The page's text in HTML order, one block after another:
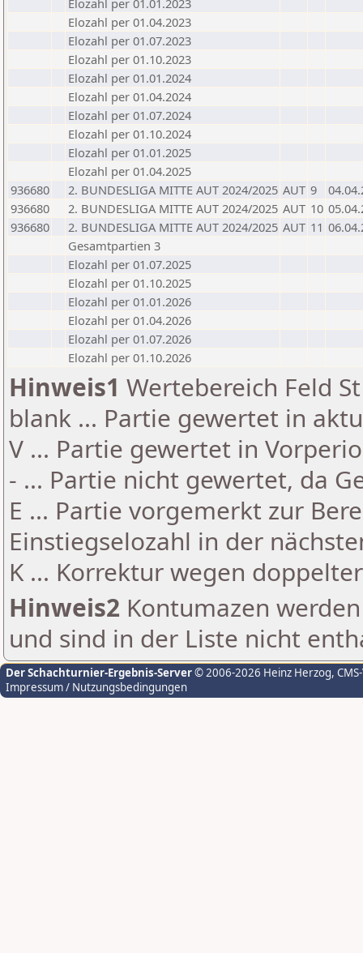
Elozahl per 01.01.2023
Elozahl per 01.04.2023
Elozahl per 01.07.2023
Elozahl per 01.10.2023
Elozahl per 01.01.2024
Elozahl per 01.04.2024
Elozahl per 01.07.2024
Elozahl per 01.10.2024
Elozahl per 01.01.2025
Elozahl per 01.04.2025
936680
2. BUNDESLIGA MITTE AUT 2024/2025 AUT 9
936680
2. BUNDESLIGA MITTE AUT 2024/2025 AUT 10
936680
2. BUNDESLIGA MITTE AUT 2024/2025 AUT 11
Gesamtpartien 3
Elozahl per 01.07.2025
Elozahl per 01.10.2025
Elozahl per 01.01.2026
Elozahl per 01.04.2026
Elozahl per 01.07.2026
Elozahl per 01.10.2026
Hinweis1 Wertebereich Feld
blank ... Partie gewertet in
V ... Partie gewertet in
- ... Partie nicht gewertet, da
E ... Partie vorgemerkt zur
Einstiegselozahl in der
K ... Korrektur wegen
Hinweis2 Kontumazen
und sind in der Liste nicht
Der Schachturnier-Ergebnis-Server© 2006-2026 Heinz Herzog,
Impressum / Nutzungsbedingungen